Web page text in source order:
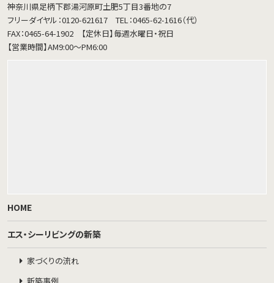
神奈川県足柄下郡湯河原町土肥5丁目3番地の7
フリーダイヤル：0120-621617
TEL：0465-62-1616（代）
FAX：0465-64-1902
【定休日】毎週水曜日・祝日
【営業時間】AM9:00～PM6:00
HOME
エス・シーリビングの新築
家づくりの流れ